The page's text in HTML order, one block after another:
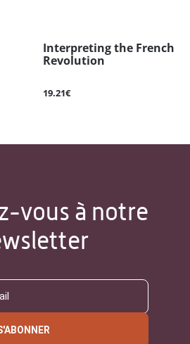
Interpreting the French
Revolution
19.21€
vous à notre